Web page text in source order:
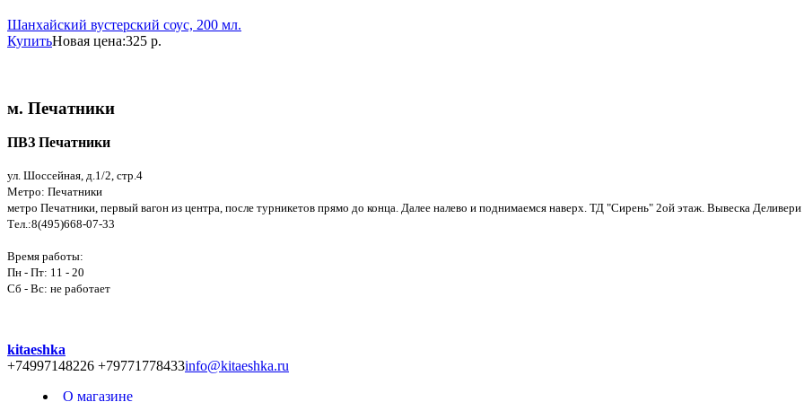
Шанхайский вустерский соус, 200 мл.
КупитьНовая цена:325 р.
м. Печатники
ПВЗ Печатники
ул. Шоссейная, д.1/2, стр.4
Метро: Печатники
метро Печатники, первый вагон из центра, после турникетов прямо до конца. Далее налево и поднимаемся наверх. ТД "Сирень" 2ой этаж. Вывеска
Тел.:8(495)668-07-33
Время работы:
Пн - Пт: 11 - 20
Сб - Вс: не работает
kitaeshka
+74997148226 +79771778433info@kitaeshka.ru
О магазине